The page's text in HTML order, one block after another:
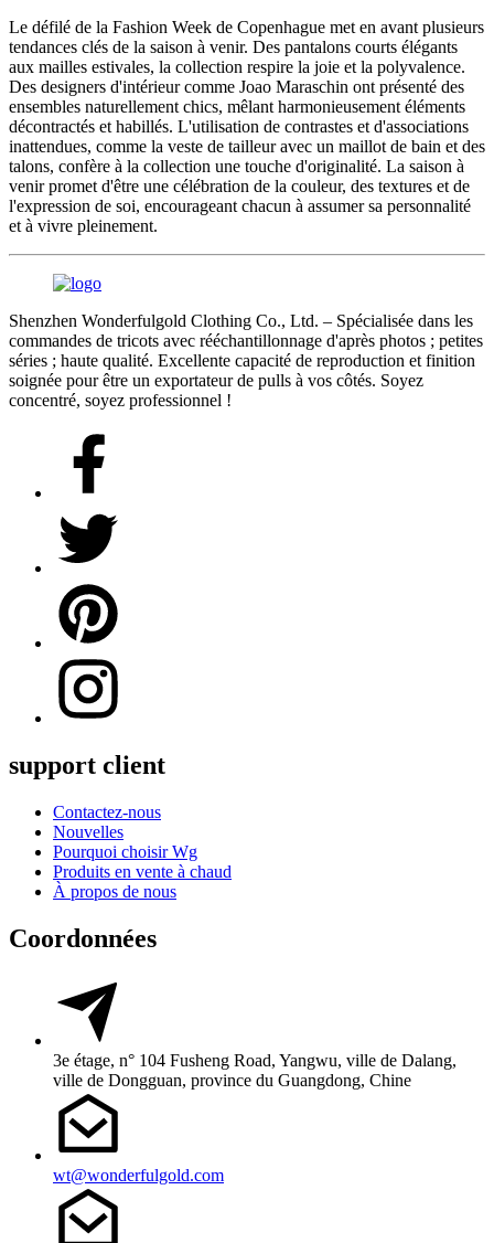
Le défilé de la Fashion Week de Copenhague met en avant plusieurs
tendances clés de la saison à venir. Des pantalons courts élégants
aux mailles estivales, la collection respire la joie et la polyvalence.
Des designers d'intérieur comme Joao Maraschin ont présenté des
ensembles naturellement chics, mêlant harmonieusement éléments
décontractés et habillés. L'utilisation de contrastes et d'associations
inattendues, comme la veste de tailleur avec un maillot de bain et des
talons, confère à la collection une touche d'originalité. La saison à
venir promet d'être une célébration de la couleur, des textures et de
l'expression de soi, encourageant chacun à assumer sa personnalité
et à vivre pleinement.
Shenzhen Wonderfulgold Clothing Co., Ltd. – Spécialisée dans les
commandes de tricots avec rééchantillonnage d'après photos ; petites
séries ; haute qualité. Excellente capacité de reproduction et finition
soignée pour être un exportateur de pulls à vos côtés. Soyez
concentré, soyez professionnel !
support client
Contactez-nous
Nouvelles
Pourquoi choisir Wg
Produits en vente à chaud
À propos de nous
Coordonnées
3e étage, n° 104 Fusheng Road, Yangwu, ville de Dalang,
ville de Dongguan, province du Guangdong, Chine
wt@wonderfulgold.com